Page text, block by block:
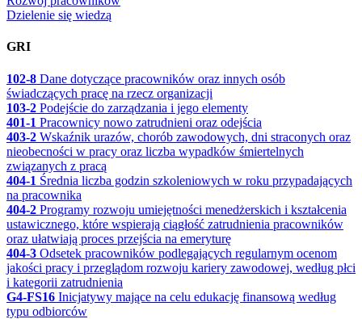
Dzielenie się wiedzą
GRI
102-8 Dane dotyczące pracowników oraz innych osób
świadczących pracę na rzecz organizacji
103-2 Podejście do zarządzania i jego elementy
401-1 Pracownicy nowo zatrudnieni oraz odejścia
403-2 Wskaźnik urazów, chorób zawodowych, dni straconych oraz
nieobecności w pracy oraz liczba wypadków śmiertelnych
związanych z pracą
404-1 Średnia liczba godzin szkoleniowych w roku przypadających
na pracownika
404-2 Programy rozwoju umiejętności menedżerskich i kształcenia
ustawicznego, które wspierają ciągłość zatrudnienia pracowników
oraz ułatwiają proces przejścia na emeryturę
404-3 Odsetek pracowników podlegających regularnym ocenom
jakości pracy i przeglądom rozwoju kariery zawodowej, według płci
i kategorii zatrudnienia
G4-FS16 Inicjatywy mające na celu edukację finansową według
typu odbiorców